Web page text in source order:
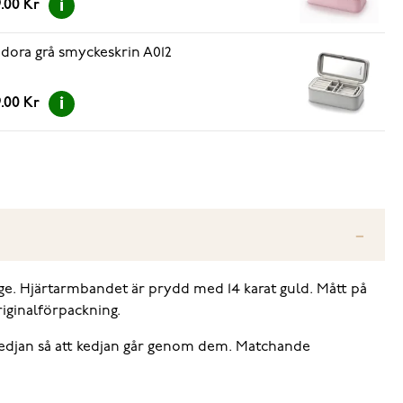
Kr
grå smyckeskrin A012
Kr
Hjärtarmbandet är prydd med 14 karat guld. Mått på
så att kedjan går genom dem. Matchande